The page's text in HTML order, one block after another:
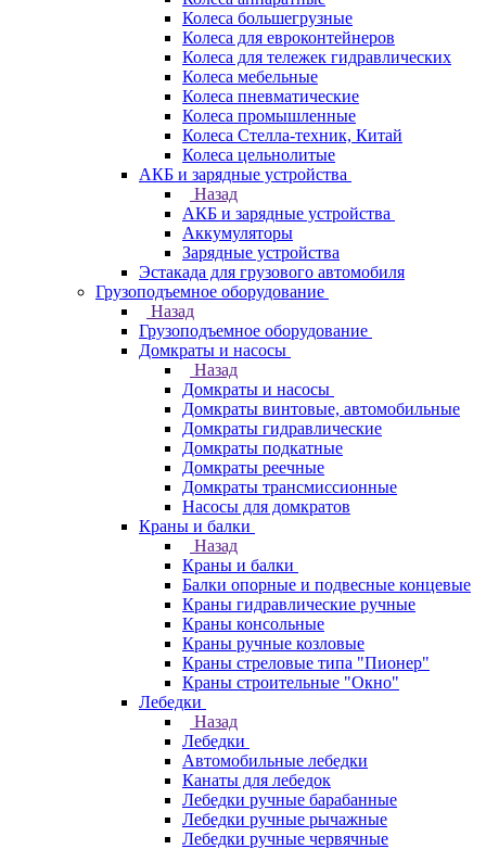
Колеса большегрузные
Колеса для евроконтейнеров
Колеса для тележек гидравлических
Колеса мебельные
Колеса пневматические
Колеса промышленные
Колеса Стелла-техник, Китай
Колеса цельнолитые
АКБ и зарядные устройства
Назад
АКБ и зарядные устройства
Аккумуляторы
Зарядные устройства
Эстакада для грузового автомобиля
Грузоподъемное оборудование
Назад
Грузоподъемное оборудование
Домкраты и насосы
Назад
Домкраты и насосы
Домкраты винтовые, автомобильные
Домкраты гидравлические
Домкраты подкатные
Домкраты реечные
Домкраты трансмиссионные
Насосы для домкратов
Краны и балки
Назад
Краны и балки
Балки опорные и подвесные концевые
Краны гидравлические ручные
Краны консольные
Краны ручные козловые
Краны стреловые типа "Пионер"
Краны строительные "Окно"
Лебедки
Назад
Лебедки
Автомобильные лебедки
Канаты для лебедок
Лебедки ручные барабанные
Лебедки ручные рычажные
Лебедки ручные червячные